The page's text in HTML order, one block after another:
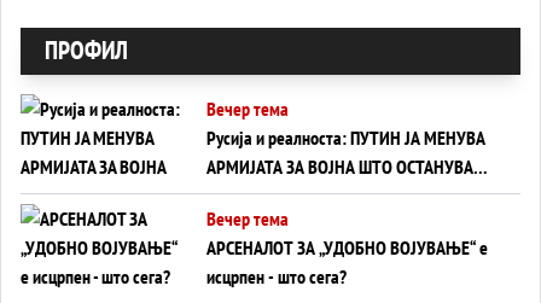
ПРОФИЛ
Вечер тема
Русија и реалноста: ПУТИН ЈА МЕНУВА
АРМИЈАТА ЗА ВОЈНА ШТО ОСТАНУВА
БЕЗ ФРОНТ
Вечер тема
АРСЕНАЛОТ ЗА „УДОБНО ВОЈУВАЊЕ“ е
исцрпен - што сега?